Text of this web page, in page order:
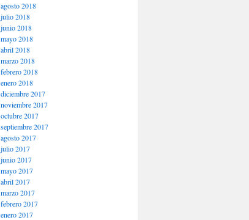
agosto 2018
julio 2018
junio 2018
mayo 2018
abril 2018
marzo 2018
febrero 2018
enero 2018
diciembre 2017
noviembre 2017
octubre 2017
septiembre 2017
agosto 2017
julio 2017
junio 2017
mayo 2017
abril 2017
marzo 2017
febrero 2017
enero 2017